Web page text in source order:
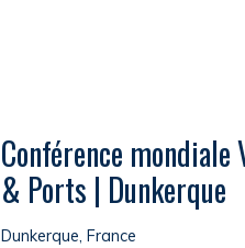
Conférence mondiale
& Ports | Dunkerque
Dunkerque, France